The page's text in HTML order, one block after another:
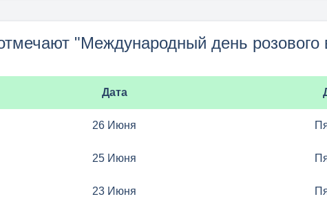
"Международный день розового
Дата
26 Июня
25 Июня
23 Июня